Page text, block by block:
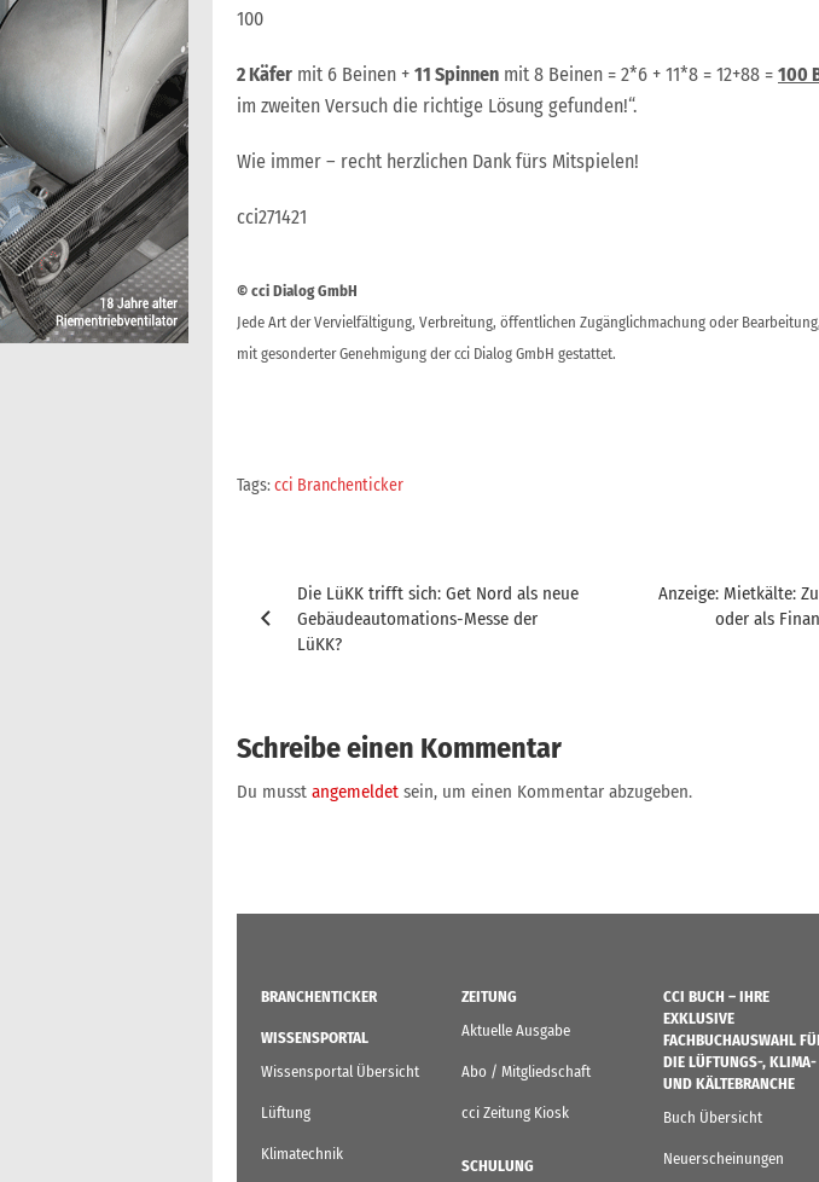
100
2 Käfer mit 6 Beinen + 11 Spinnen mit 8 Beinen = 2*6 + 11*8 = 12+88 = 100
im zweiten Versuch die richtige Lösung gefunden!“.
Wie immer – recht herzlichen Dank fürs Mitspielen!
cci271421
© cci Dialog GmbH
Jede Art der Vervielfältigung, Verbreitung, öffentlichen Zugänglichmachung oder
mit gesonderter Genehmigung der cci Dialog GmbH gestattet.
Tags:cci Branchenticker
Die LüKK trifft sich: Get Nord als neue
Gebäudeautomations-Messe der
LüKK?
Anzeige: Mietkälte:
oder als
Schreibe einen Kommentar
Du musst angemeldet sein, um einen Kommentar abzugeben.
BRANCHENTICKER
WISSENSPORTAL
Wissensportal Übersicht
Lüftung
Klimatechnik
ZEITUNG
Aktuelle Ausgabe
Abo / Mitgliedschaft
cci Zeitung Kiosk
SCHULUNG
CCI BUCH – IHRE
EXKLUSIVE
FACHBUCHAUSWAHL
DIE LÜFTUNGS-, KLIMA-
UND KÄLTEBRANCHE
Buch Übersicht
Neuerscheinungen